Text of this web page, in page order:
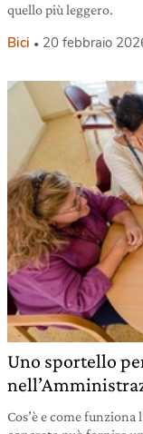
quello più leggero.
Bici 20 febbraio
Uno sportello
Cos’è e come